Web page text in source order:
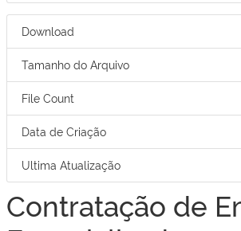
Download
Tamanho do Arquivo
File Count
Data de Criação
Ultima Atualização
Contratação de